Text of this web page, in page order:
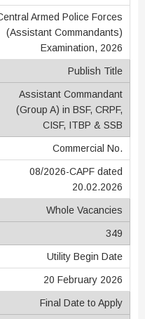
Armed Police Forces
(Assistant Commandants)
Examination, 2026
Publish Title
Assistant Commandant
(Group A) in BSF, CRPF,
CISF, ITBP & SSB
Commercial No.
08/2026-CAPF dated
20.02.2026
Whole Vacancies
349
Utility Begin Date
20 February 2026
Final Date to Apply